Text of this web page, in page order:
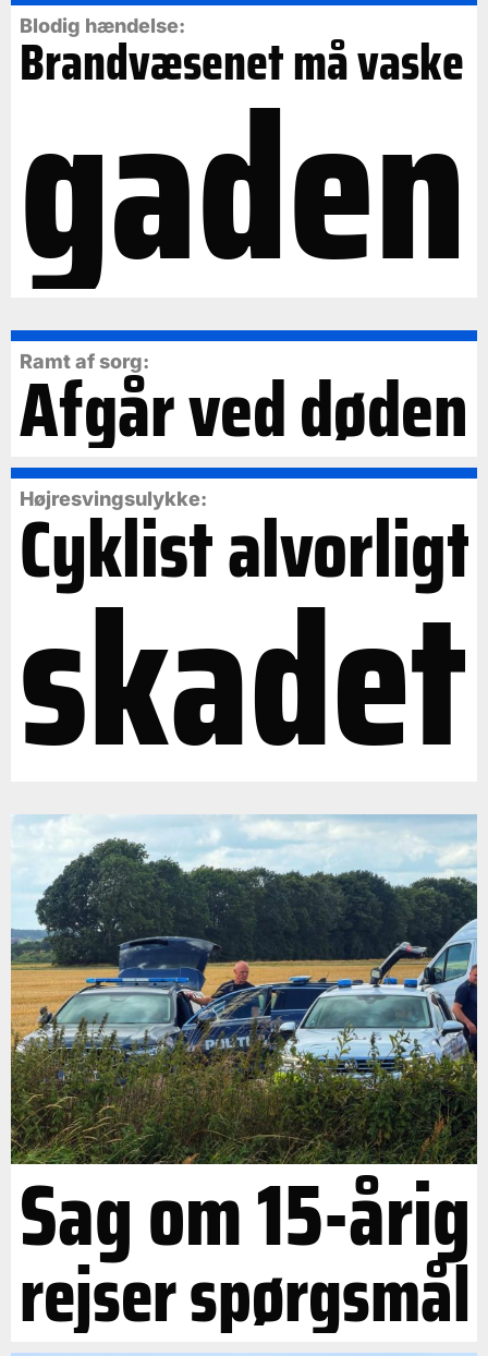
Blodig hændelse:
Brandvæsenet må vaske
gaden
Ramt af sorg:
Afgår ved døden
Højresvingsulykke:
Cyklist alvorligt
skadet
Sag om 15-årig
rejser spørgsmål